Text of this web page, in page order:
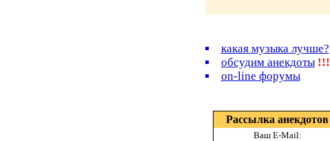
какая музыка лучше?
обсудим анекдоты !!!
on-line форумы
Рассылка анекдотов
Ваш E-Mail: